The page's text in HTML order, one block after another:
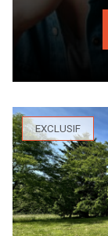
EXCLUSIF